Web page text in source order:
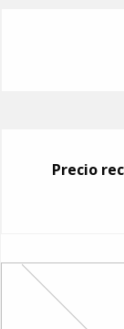
Precio